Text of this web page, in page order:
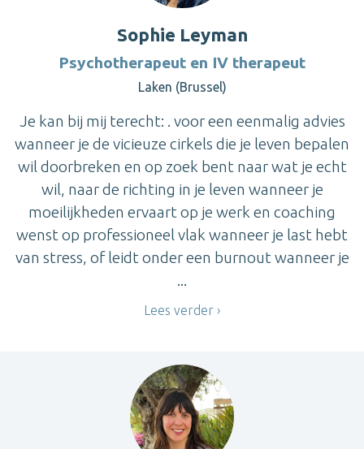
Sophie Leyman
Psychotherapeut en IV therapeut
Laken (Brussel)
Je kan bij mij terecht: . voor een eenmalig advies
wanneer je de vicieuze cirkels die je leven bepalen
wil doorbreken en op zoek bent naar wat je echt
wil, naar de richting in je leven wanneer je
moeilijkheden ervaart op je werk en coaching
wenst op professioneel vlak wanneer je last hebt
van stress, of leidt onder een burnout wanneer je
...
Lees verder